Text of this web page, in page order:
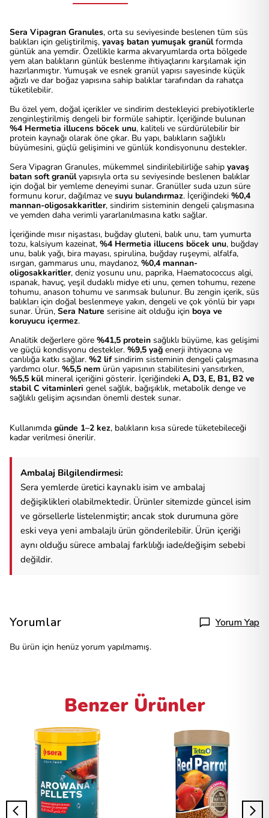
Sera Vipagran Granules, orta su seviyesinde beslenen tüm süs
balıkları için geliştirilmiş, yavaş batan yumuşak granülformda
günlük ana yemdir. Özellikle karma akvaryumlarda orta bölgede
yem alan balıkların günlük beslenme ihtiyaçlarını karşılamak için
hazırlanmıştır. Yumuşak ve esnek granül yapısı sayesinde küçük
ağızlı ve dar boğaz yapısına sahip balıklar tarafından da rahatça
tüketilebilir.
Bu özel yem, doğal içerikler ve sindirim destekleyici prebiyotiklerle
zenginleştirilmiş dengeli bir formüle sahiptir. İçeriğinde bulunan
%4 Hermetia illucens böcek unu, kaliteli ve sürdürülebilir bir
protein kaynağı olarak öne çıkar. Bu yapı, balıkların sağlıklı
büyümesini, güçlü gelişimini ve günlük kondisyonunu destekler.
Sera Vipagran Granules, mükemmel sindirilebilirliğe sahip yavaş
batan soft granülyapısıyla orta su seviyesinde beslenen balıklar
için doğal bir yemleme deneyimi sunar. Granüller suda uzun süre
formunu korur, dağılmaz ve suyu bulandırmaz. İçeriğindeki %0,4
mannan-oligosakkaritler, sindirim sisteminin dengeli çalışmasına
ve yemden daha verimli yararlanılmasına katkı sağlar.
İçeriğinde mısır nişastası, buğday gluteni, balık unu, tam yumurta
tozu, kalsiyum kazeinat, %4 Hermetia illucens böcek unu, buğday
unu, balık yağı, bira mayası, spirulina, buğday ruşeymi, alfalfa,
ısırgan, gammarus unu, maydanoz, %0,4 mannan-
oligosakkaritler, deniz yosunu unu, paprika, Haematococcus algi,
ıspanak, havuç, yeşil dudaklı midye eti unu, çemen tohumu, rezene
tohumu, anason tohumu ve sarımsak bulunur. Bu zengin içerik, süs
balıkları için doğal beslenmeye yakın, dengeli ve çok yönlü bir yapı
sunar. Ürün, Sera Nature serisine ait olduğu için boya ve
koruyucu içermez.
Analitik değerlere göre %41,5 protein sağlıklı büyüme, kas gelişimi
ve güçlü kondisyonu destekler. %9,5 yağ enerji ihtiyacına ve
canlılığa katkı sağlar. %2 lifsindirim sisteminin dengeli çalışmasına
yardımcı olur. %5,5 nem ürün yapısının stabilitesini yansıtırken,
%5,5 külmineral içeriğini gösterir. İçeriğindeki A, D3, E, B1, B2 ve
stabil C vitaminleri genel sağlık, bağışıklık, metabolik denge ve
sağlıklı gelişim açısından önemli destek sunar.
Kullanımda günde 1–2 kez, balıkların kısa sürede tüketebileceği
kadar verilmesi önerilir.
Ambalaj Bilgilendirmesi:
Sera yemlerde üretici kaynaklı isim ve ambalaj
değişiklikleri olabilmektedir. Ürünler sitemizde güncel isim
ve görsellerle listelenmiştir; ancak stok durumuna göre
eski veya yeni ambalajlı ürün gönderilebilir. Ürün içeriği
aynı olduğu sürece ambalaj farklılığı iade/değişim sebebi
değildir.
Yorumlar Yorum Yap
Bu ürün için henüz yorum yapılmamış.
Benzer Ürünler